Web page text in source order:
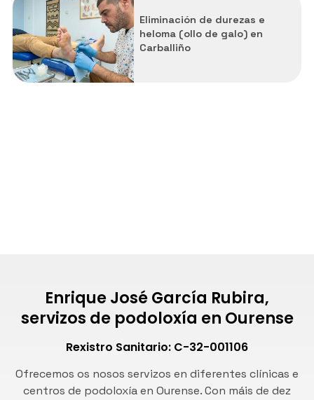
Todos los servicios
Estudio da pisada
Ortesis de silicona
Eliminación de durezas e
heloma (ollo de galo) en
Carballiño
Enrique José García Rubira,
servizos de podoloxía en Ourense
Rexistro Sanitario: C-32-001106
Ofrecemos os nosos servizos en diferentes clínicas e
centros de podoloxía en Ourense. Con máis de dez